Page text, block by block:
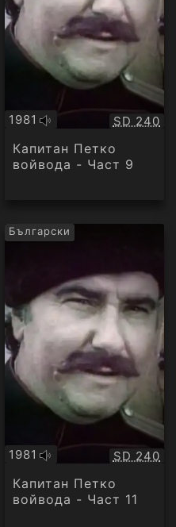
1981
Оригинално
аудио
SD 240
Капитан Петко
войвода - Част 9
Български
1981
Оригинално
аудио
SD 240
Капитан Петко
войвода - Част 11